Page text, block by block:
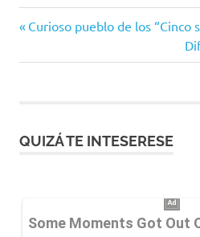
Navegación
de
Entrada
Curioso pueblo de los “Cinco
QUIZÁ TE INTESERESE